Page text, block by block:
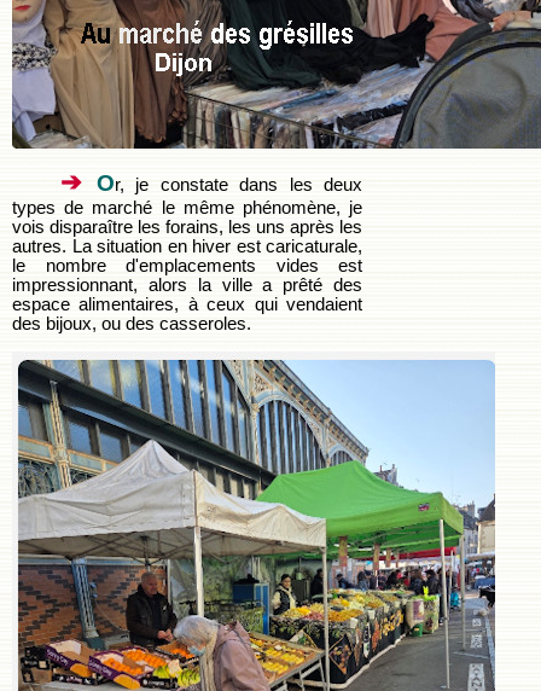
➔ Or, je constate dans les deux
types de marché le même phénomène, je
vois disparaître les forains, les uns après les
autres. La situation en hiver est caricaturale,
le nombre d'emplacements vides est
impressionnant, alors la ville a prêté des
espace alimentaires, à ceux qui vendaient
des bijoux, ou des casseroles.